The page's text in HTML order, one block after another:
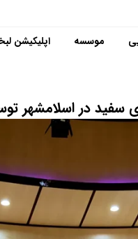
موسسه اپلیکیشن
سفید در اسلامشهر